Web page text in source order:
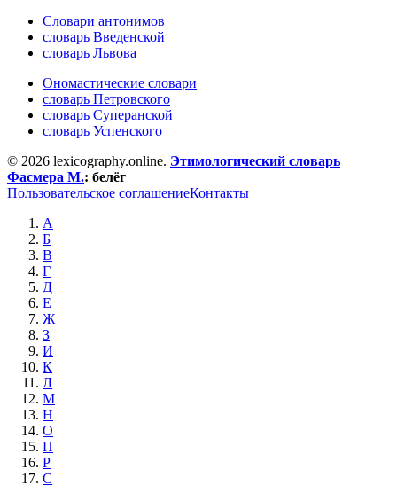
Словари антонимов
словарь Введенской
словарь Львова
Ономастические словари
словарь Петровского
словарь Суперанской
словарь Успенского
© 2026 lexicography.online. Этимологический словарь
Фасмера М.: белёг
Пользовательское соглашениеКонтакты
А
Б
В
Г
Д
Е
Ж
З
И
К
Л
М
Н
О
П
Р
С